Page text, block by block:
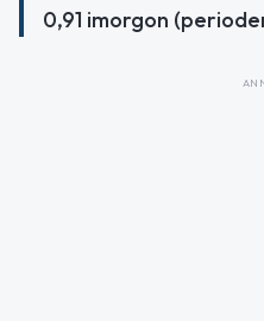
0,91 imorgon